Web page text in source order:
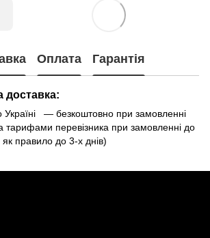
Оплата Гарантія
доставка:
— безкоштовно при замовленні
тарифами перевізника при замовленні до
правило до 3-х днів)